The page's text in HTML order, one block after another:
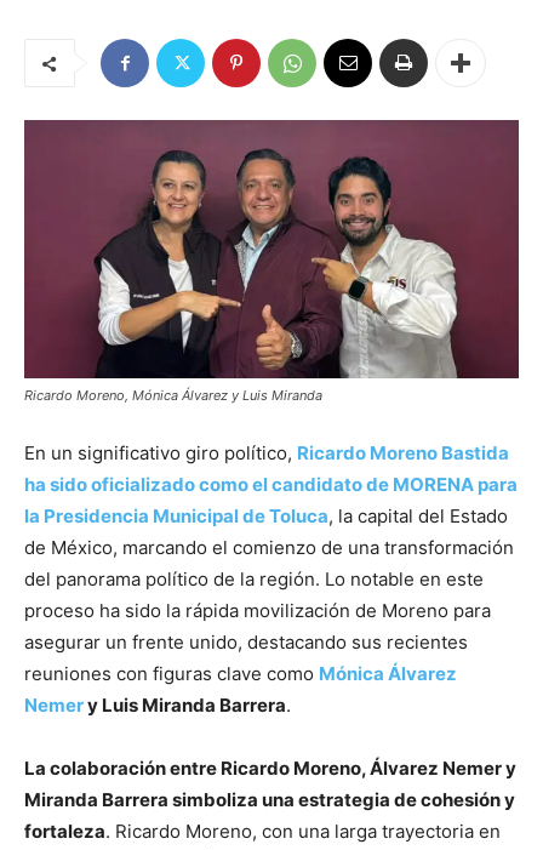
Ricardo Moreno, Mónica Álvarez y Luis Miranda
En un significativo giro político, Ricardo Moreno Bastida
ha sido oficializado como el candidato de MORENA para
la Presidencia Municipal de Toluca, la capital del Estado
de México, marcando el comienzo de una transformación
del panorama político de la región. Lo notable en este
proceso ha sido la rápida movilización de Moreno para
asegurar un frente unido, destacando sus recientes
reuniones con figuras clave como Mónica Álvarez
Nemery Luis Miranda Barrera.
La colaboración entre Ricardo Moreno, Álvarez Nemer y
Miranda Barrera simboliza una estrategia de cohesión y
fortaleza. Ricardo Moreno, con una larga trayectoria en